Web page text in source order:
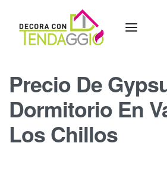
Precio De
Dormitorio En
Los Chillos